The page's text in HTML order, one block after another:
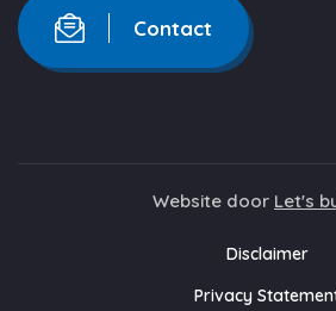
Contact
Website door Let's
Disclaimer
Privacy